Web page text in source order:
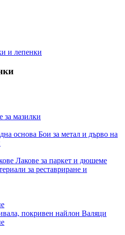
и лепенки
за мазилки
основа Бои за метал и дърво на
Лакове за паркет и дюшеме
за реставриране и
покривен найлон Валяци